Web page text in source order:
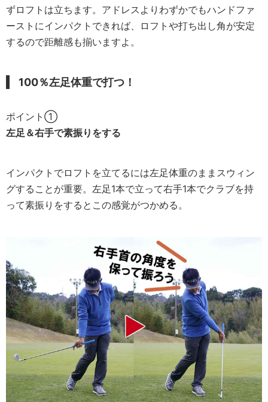
ずロフトは立ちます。アドレスよりわずかでもハンドファ
ーストにインパクトできれば、ロフトや打ち出し角が安定
するので距離感も揃いますよ。
100％左足体重で打つ！
ポイント①
左足＆右手で素振りをする
インパクトでロフトを立てるには左足体重のままスウィン
グすることが重要。左足1本で立って右手1本でクラブを持
って素振りをするとこの感覚がつかめる。